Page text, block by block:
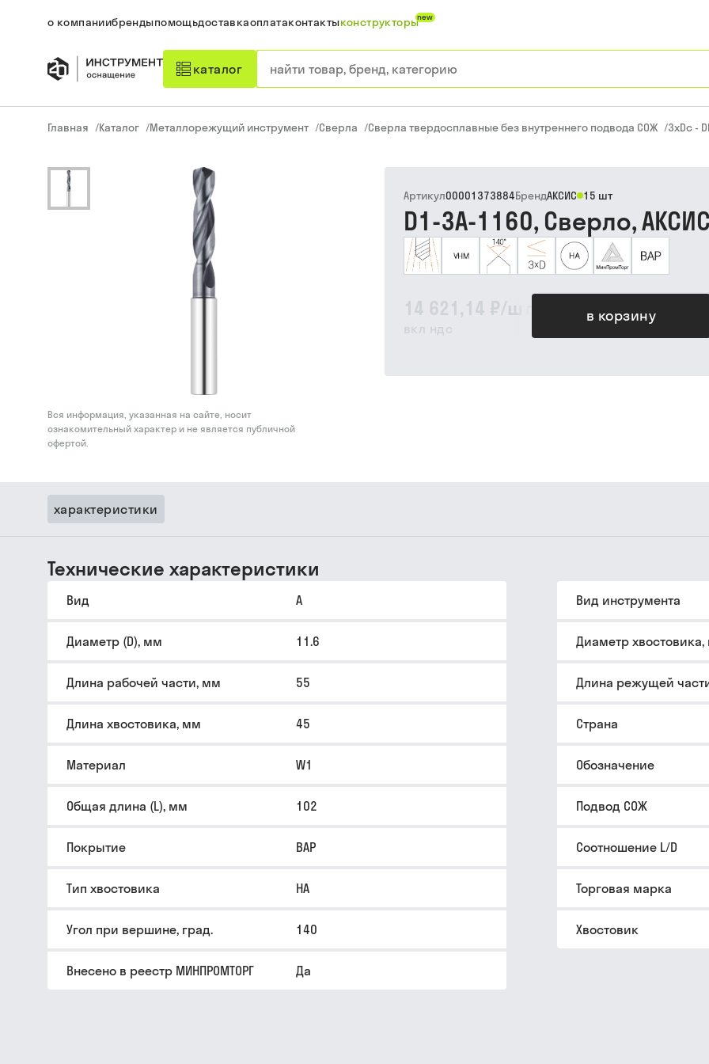
о компаниибрендыпомощьдоставкаоплатаконтактыконструкторыnew
каталог
Главная /Каталог /Металлорежущий инструмент /Сверла /Сверла твердосплавные без внутреннего подвода СОЖ /3xDc -
Вся информация, указанная на сайте, носит
ознакомительный характер и не является публичной
офертой.
14 621,14 ₽/шт
вкл ндс
в корзину
Артикул00001373884БрендАКСИС 15 шт
D1-3A-1160, Сверло, АКСИС
характеристики
Технические характеристики
Вид A Вид инструмента
Диаметр (D), мм 11.6 Диаметр
Длина рабочей части, мм 55 Длина режущей
Длина хвостовика, мм 45 Страна
Материал W1 Обозначение
Общая длина (L), мм 102 Подвод СОЖ
Покрытие BAP Соотношение L/D
Тип хвостовика HA Торговая марка
Угол при вершине, град. 140 Хвостовик
Внесено в реестр МИНПРОМТОРГ Да